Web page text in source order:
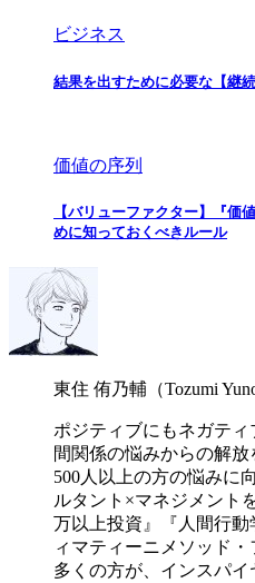
ビジネス
結果を出すために必要な【継
価値の序列
【バリューファクター】『価
めに知っておくべきルール
東住 侑乃輔（Tozumi
ポジティブにもネガテ
間関係の悩みからの解
500人以上の方の悩みに
ルタント×マネジメント
万以上投資』『人間行
ィマティーニメソッド
多くの方が、インスパ